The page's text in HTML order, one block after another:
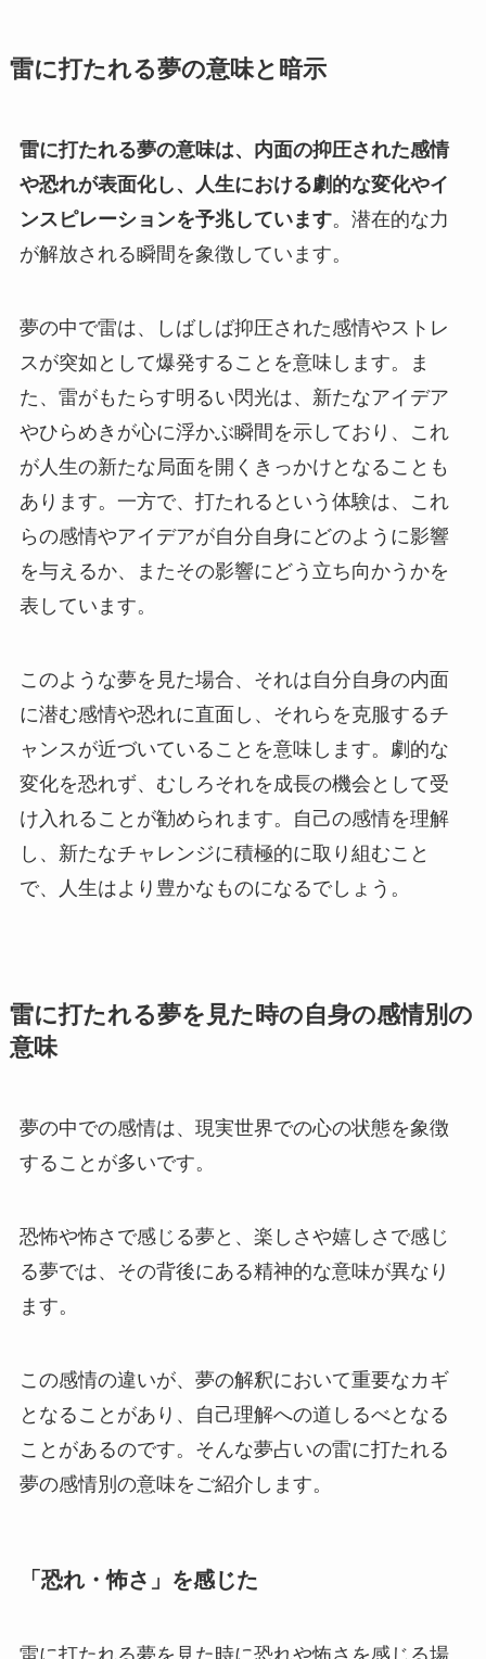
雷に打たれる夢の意味と暗示
雷に打たれる夢の意味は、内面の抑圧された感情
や恐れが表面化し、人生における劇的な変化やイ
ンスピレーションを予兆しています。潜在的な力
が解放される瞬間を象徴しています。
夢の中で雷は、しばしば抑圧された感情やストレ
スが突如として爆発することを意味します。ま
た、雷がもたらす明るい閃光は、新たなアイデア
やひらめきが心に浮かぶ瞬間を示しており、これ
が人生の新たな局面を開くきっかけとなることも
あります。一方で、打たれるという体験は、これ
らの感情やアイデアが自分自身にどのように影響
を与えるか、またその影響にどう立ち向かうかを
表しています。
このような夢を見た場合、それは自分自身の内面
に潜む感情や恐れに直面し、それらを克服するチ
ャンスが近づいていることを意味します。劇的な
変化を恐れず、むしろそれを成長の機会として受
け入れることが勧められます。自己の感情を理解
し、新たなチャレンジに積極的に取り組むこと
で、人生はより豊かなものになるでしょう。
雷に打たれる夢を見た時の自身の感情別の
意味
夢の中での感情は、現実世界での心の状態を象徴
することが多いです。
恐怖や怖さで感じる夢と、楽しさや嬉しさで感じ
る夢では、その背後にある精神的な意味が異なり
ます。
この感情の違いが、夢の解釈において重要なカギ
となることがあり、自己理解への道しるべとなる
ことがあるのです。そんな夢占いの雷に打たれる
夢の感情別の意味をご紹介します。
「恐れ・怖さ」を感じた